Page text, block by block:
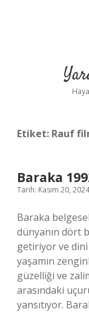
Etiket: Rauf
Baraka
Tarih: Kasım 20, 2024
Baraka
dünyanın dört
getiriyor ve dini
yaşamın
güzelliği ve
arasındaki
yansıtıyor.